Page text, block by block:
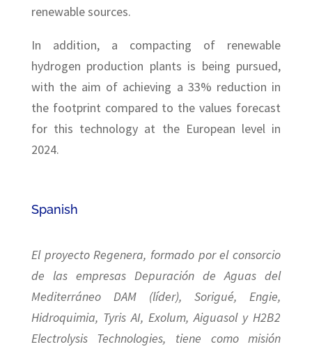
renewable sources.
In addition, a compacting of renewable
hydrogen production plants is being pursued,
with the aim of achieving a 33% reduction in
the footprint compared to the values forecast
for this technology at the European level in
2024.
Spanish
El proyecto Regenera, formado por el consorcio
de las empresas Depuración de Aguas del
Mediterráneo DAM (líder), Sorigué, Engie,
Hidroquimia, Tyris AI, Exolum, Aiguasol y H2B2
Electrolysis Technologies, tiene como misión